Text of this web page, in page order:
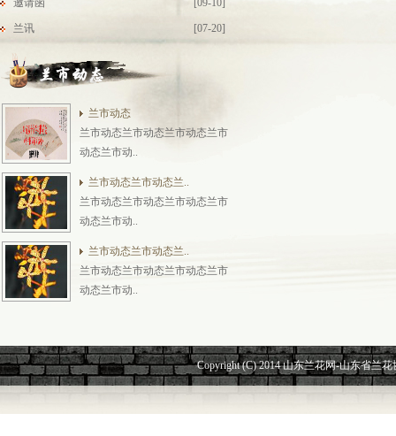
[09-10]
邀请函
[07-20]
兰讯
兰市动态
兰市动态兰市动态兰市动态兰市
动态兰市动..
兰市动态兰市动态兰..
兰市动态兰市动态兰市动态兰市
动态兰市动..
兰市动态兰市动态兰..
兰市动态兰市动态兰市动态兰市
动态兰市动..
Copyright (C) 2014 山东兰花网-山东省兰